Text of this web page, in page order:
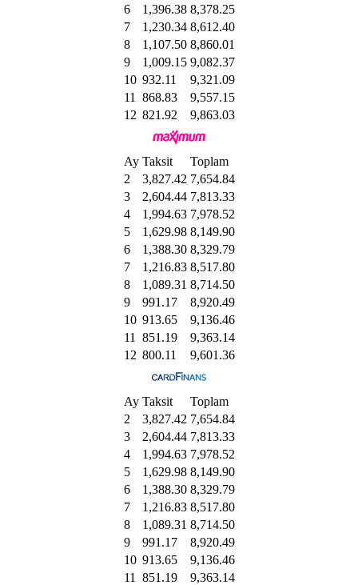
6 1,396.38 8,378.25
7
1,230.34 8,612.40
8
1,107.50 8,860.01
9
1,009.15 9,082.37
10 932.11
9,321.09
11
868.83
9,557.15
12 821.92 9,863.03
Ay Taksit
Toplam
2
3,827.42 7,654.84
3
2,604.44 7,813.33
4
1,994.63 7,978.52
5
1,629.98 8,149.90
6
1,388.30 8,329.79
7
1,216.83 8,517.80
8
1,089.31 8,714.50
9
991.17
8,920.49
10 913.65
9,136.46
11
851.19
9,363.14
12 800.11 9,601.36
Ay Taksit
Toplam
2
3,827.42 7,654.84
3
2,604.44 7,813.33
4
1,994.63 7,978.52
5
1,629.98 8,149.90
6
1,388.30 8,329.79
7
1,216.83 8,517.80
8
1,089.31 8,714.50
9
991.17
8,920.49
10 913.65
9,136.46
11
851.19
9,363.14